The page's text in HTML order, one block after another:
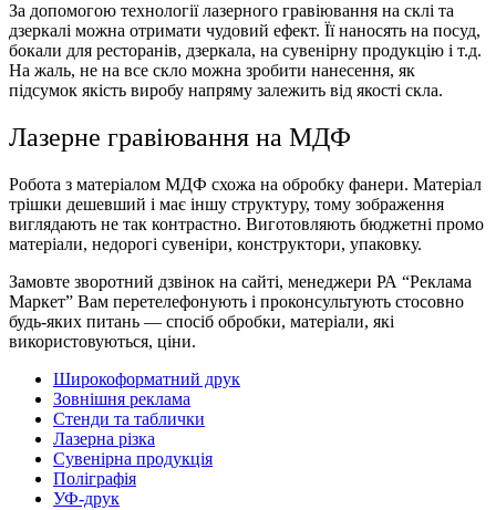
За допомогою технології лазерного гравіювання на склі та
дзеркалі можна отримати чудовий ефект. Її наносять на посуд,
бокали для ресторанів, дзеркала, на сувенірну продукцію і т.д.
На жаль, не на все скло можна зробити нанесення, як
підсумок якість виробу напряму залежить від якості скла.
Лазерне гравіювання на МДФ
Робота з матеріалом МДФ схожа на обробку фанери. Матеріал
трішки дешевший і має іншу структуру, тому зображення
виглядають не так контрастно. Виготовляють бюджетні промо
матеріали, недорогі сувеніри, конструктори, упаковку.
Замовте зворотний дзвінок на сайті, менеджери РА “Реклама
Маркет” Вам перетелефонують і проконсультують стосовно
будь-яких питань — спосіб обробки, матеріали, які
використовуються, ціни.
Широкоформатний друк
Зовнішня реклама
Стенди та таблички
Лазерна різка
Сувенірна продукція
Поліграфія
УФ-друк